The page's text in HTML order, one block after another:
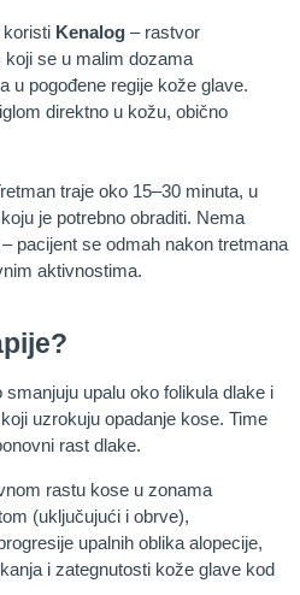
Kenalog – rastvor
koji se u malim dozama
u pogođene regije kože glave.
direktno u kožu, obično
traje oko 15–30 minuta, u
je potrebno obraditi. Nema
pacijent se odmah nakon tretmana
aktivnostima.
upalu oko folikula dlake i
uzrokuju opadanje kose. Time
rast dlake.
rastu kose u zonama
(uključujući i obrve),
upalnih oblika alopecije,
i zategnutosti kože glave kod